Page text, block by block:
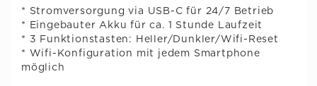
* Stromversorgung via USB-C für 24/7 Betrieb
* Eingebauter Akku für ca. 1 Stunde Laufzeit
* 3 Funktionstasten: Heller/Dunkler/Wifi-Reset
* Wifi-Konfiguration mit jedem Smartphone
möglich